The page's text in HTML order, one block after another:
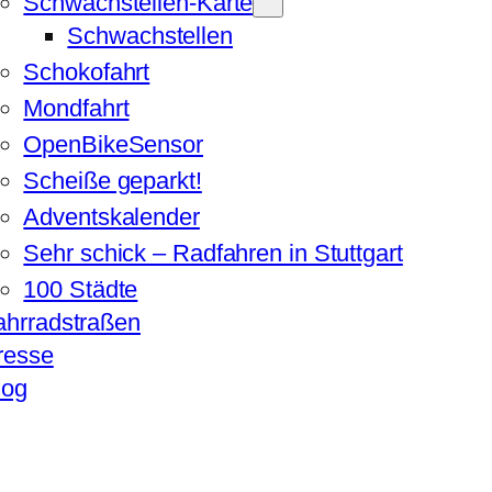
Schwachstellen
Schokofahrt
Mondfahrt
OpenBikeSensor
Scheiße geparkt!
Adventskalender
Sehr schick – Radfahren in Stuttgart
100 Städte